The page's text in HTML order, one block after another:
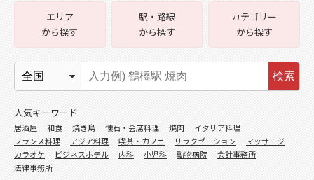
エリア
から探す
駅・路線
から探す
カテゴリー
から探す
検索
人気キーワード
居酒屋 和食 焼き鳥 懐石・会席料理 焼肉
イタリア料理
フランス料理
アジア料理 喫茶・カフェ リラクゼーション
マッサージ
カラオケ
ビジネスホテル 内科 小児科 動物病院
会計事務所
法律事務所